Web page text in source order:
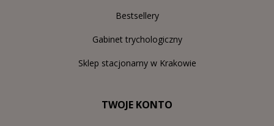
Bestsellery
Gabinet trychologiczny
Sklep stacjonarny w Krakowie
TWOJE KONTO